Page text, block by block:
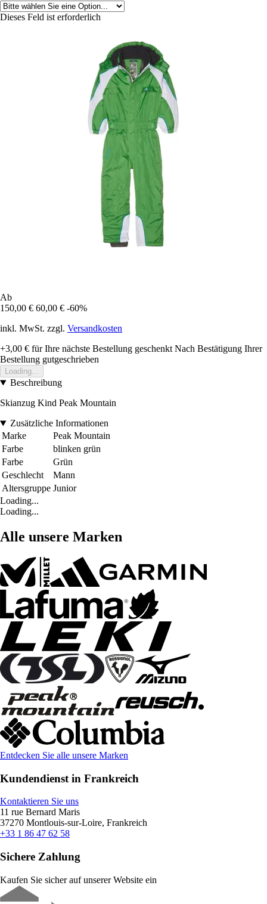
Dieses Feld ist erforderlich
Ab
150,00 € 60,00 € -60%
inkl. MwSt. zzgl. Versandkosten
+3,00 € für Ihre nächste Bestellung geschenkt Nach Bestätigung Ihrer
Bestellung gutgeschrieben
Loading...
Beschreibung
Skianzug Kind Peak Mountain
Zusätzliche Informationen
Marke
Peak Mountain
Farbe
blinken grün
Farbe
Grün
Geschlecht
Mann
Altersgruppe Junior
Loading...
Loading...
Alle unsere Marken
Entdecken Sie alle unsere Marken
Kundendienst in Frankreich
Kontaktieren Sie uns
11 rue Bernard Maris
37270 Montlouis-sur-Loire, Frankreich
+33 1 86 47 62 58
Sichere Zahlung
Kaufen Sie sicher auf unserer Website ein